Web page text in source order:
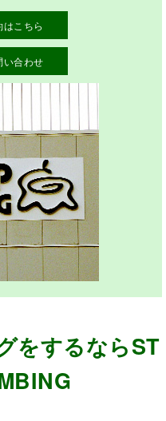
こちら
い合わせ
をするならST